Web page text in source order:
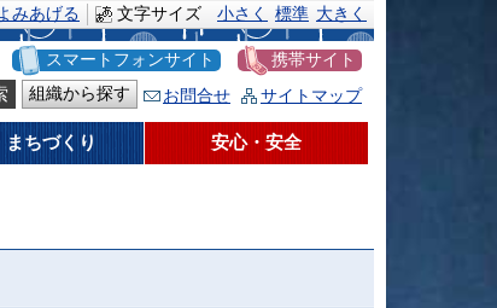
文字サイズ 小さく 標準 大きく
みあげる
スマートフォンサイト
携帯サイト
組織から探す
お問合せ サイトマップ
まちづくり 安心・安全